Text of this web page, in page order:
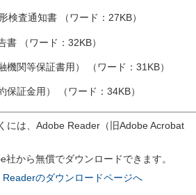
査通知書 （ワード：27KB）
書 （ワード：32KB）
機関等保証書用） （ワード：31KB）
保証金用） （ワード：34KB）
には、Adobe Reader（旧Adobe Acrobat
から無償でダウンロードできます。
Readerのダウンロードページへ